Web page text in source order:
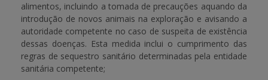
alimentos, incluindo a tomada de precauções aquando da
introdução de novos animais na exploração e avisando a
autoridade competente no caso de suspeita de existência
dessas doenças. Esta medida inclui o cumprimento das
regras de sequestro sanitário determinadas pela entidade
sanitária competente;